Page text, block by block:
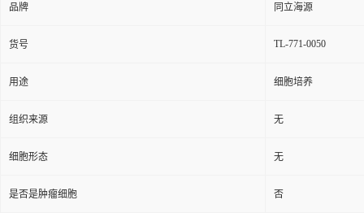
品牌 同立海源
货号 TL-771-0050
用途 细胞培养
组织来源 无
细胞形态 无
是否是肿瘤细胞 否